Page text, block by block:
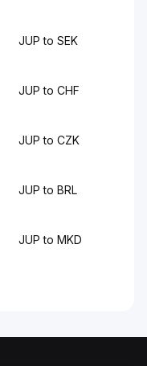
JUP to SEK
JUP to CHF
JUP to CZK
JUP to BRL
JUP to MKD